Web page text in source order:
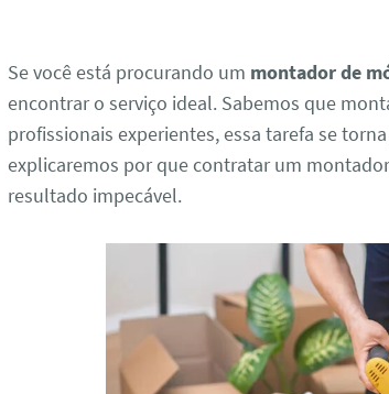
Se você está procurando um montador de
encontrar o serviço ideal. Sabemos que
profissionais experientes, essa tarefa se
explicaremos por que contratar um
resultado impecável.